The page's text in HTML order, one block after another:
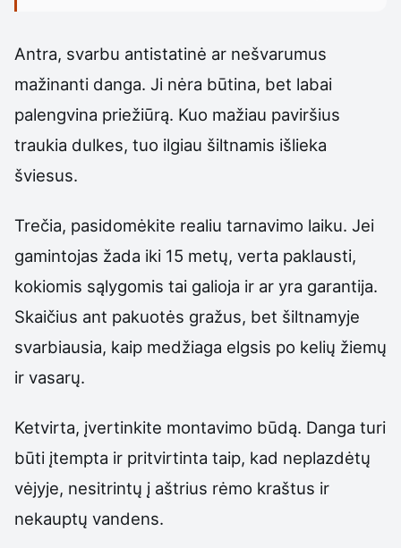
Antra, svarbu antistatinė ar nešvarumus
mažinanti danga. Ji nėra būtina, bet labai
palengvina priežiūrą. Kuo mažiau paviršius
traukia dulkes, tuo ilgiau šiltnamis išlieka
šviesus.
Trečia, pasidomėkite realiu tarnavimo laiku. Jei
gamintojas žada iki 15 metų, verta paklausti,
kokiomis sąlygomis tai galioja ir ar yra garantija.
Skaičius ant pakuotės gražus, bet šiltnamyje
svarbiausia, kaip medžiaga elgsis po kelių žiemų
ir vasarų.
Ketvirta, įvertinkite montavimo būdą. Danga turi
būti įtempta ir pritvirtinta taip, kad neplazdėtų
vėjyje, nesitrintų į aštrius rėmo kraštus ir
nekauptų vandens.